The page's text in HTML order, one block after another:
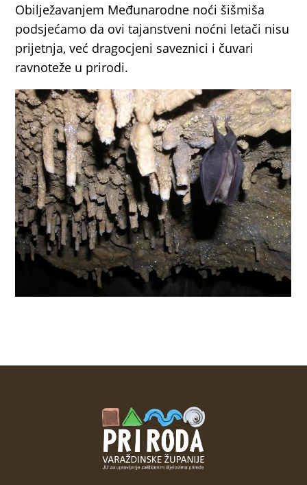
Obilježavanjem Međunarodne noći šišmiša
podsjećamo da ovi tajanstveni noćni letači nisu
prijetnja, već dragocjeni saveznici i čuvari
ravnoteže u prirodi.